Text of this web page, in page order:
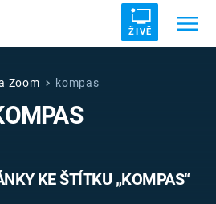
ŽIVĚ
DRUHÁ SVĚTOVÁ VÁLKA
Zoom kompas
KE ŠTÍTKU „KOMPAS“